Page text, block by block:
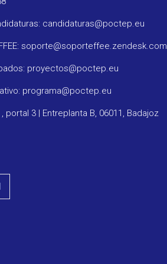
candidaturas@poctep.eu
soporte@soporteffee.zendesk.com
proyectos@poctep.eu
programa@poctep.eu
portal 3 | Entreplanta B, 06011, Badajoz